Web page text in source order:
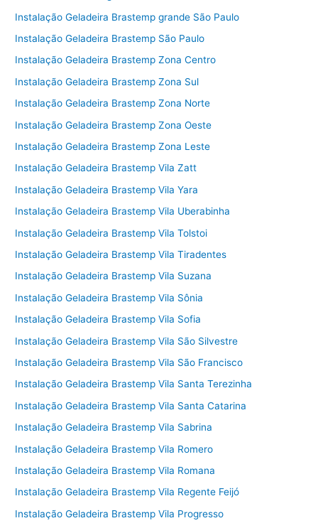
Instalação Geladeira Brastemp grande São Paulo
Instalação Geladeira Brastemp São Paulo
Instalação Geladeira Brastemp Zona Centro
Instalação Geladeira Brastemp Zona Sul
Instalação Geladeira Brastemp Zona Norte
Instalação Geladeira Brastemp Zona Oeste
Instalação Geladeira Brastemp Zona Leste
Instalação Geladeira Brastemp Vila Zatt
Instalação Geladeira Brastemp Vila Yara
Instalação Geladeira Brastemp Vila Uberabinha
Instalação Geladeira Brastemp Vila Tolstoi
Instalação Geladeira Brastemp Vila Tiradentes
Instalação Geladeira Brastemp Vila Suzana
Instalação Geladeira Brastemp Vila Sônia
Instalação Geladeira Brastemp Vila Sofia
Instalação Geladeira Brastemp Vila São Silvestre
Instalação Geladeira Brastemp Vila São Francisco
Instalação Geladeira Brastemp Vila Santa Terezinha
Instalação Geladeira Brastemp Vila Santa Catarina
Instalação Geladeira Brastemp Vila Sabrina
Instalação Geladeira Brastemp Vila Romero
Instalação Geladeira Brastemp Vila Romana
Instalação Geladeira Brastemp Vila Regente Feijó
Instalação Geladeira Brastemp Vila Progresso